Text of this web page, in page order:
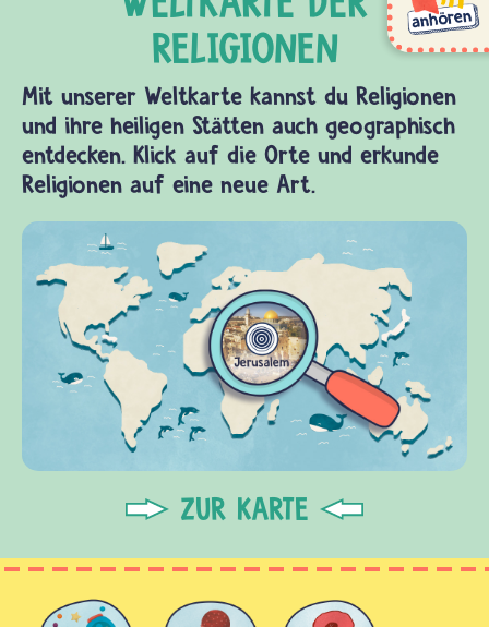
Mit unserer Weltkarte kannst du Religionen
und ihre heiligen Stätten auch geographisch
entdecken. Klick auf die Orte und erkunde
Religionen auf eine neue Art.
ZUR KARTE